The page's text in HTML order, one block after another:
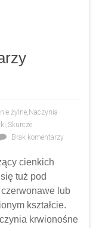
żylne, Naczynia
,Skurcze
Brak komentarzy
cienkich
tuż pod
lub
kształcie.
krwionośne